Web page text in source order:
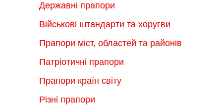
Державні прапори
Військові штандарти та хоругви
Прапори міст, областей та районів
Патріотичні прапори
Прапори країн світу
Різні прапори